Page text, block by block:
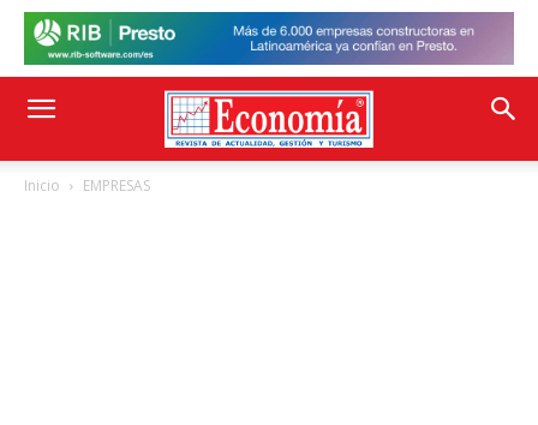
Inicio EMPRESAS